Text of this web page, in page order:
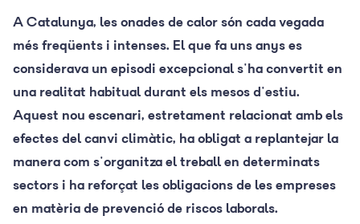
A Catalunya, les onades de calor són cada vegada
més freqüents i intenses. El que fa uns anys es
considerava un episodi excepcional s'ha convertit en
una realitat habitual durant els mesos d'estiu.
Aquest nou escenari, estretament relacionat amb els
efectes del canvi climàtic, ha obligat a replantejar la
manera com s'organitza el treball en determinats
sectors i ha reforçat les obligacions de les empreses
en matèria de prevenció de riscos laborals.